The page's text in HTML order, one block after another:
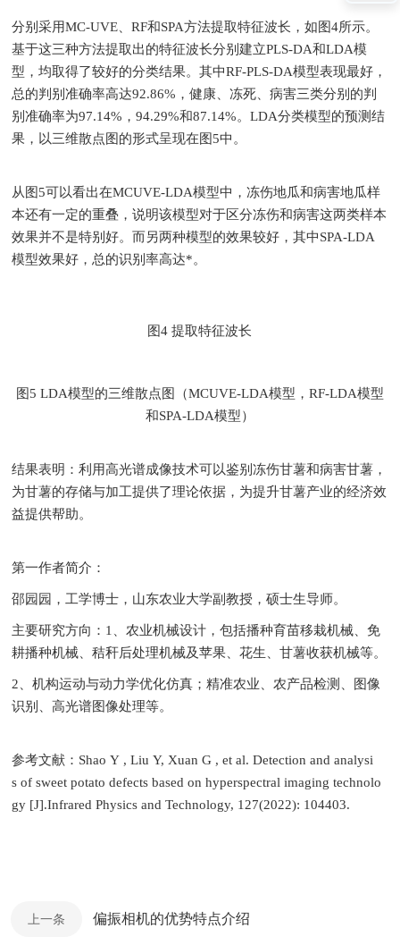
分别采用MC-UVE、RF和SPA方法提取特征波长，如图4所示。
基于这三种方法提取出的特征波长分别建立PLS-DA和LDA模
型，均取得了较好的分类结果。其中RF-PLS-DA模型表现最好，
总的判别准确率高达92.86%，健康、冻死、病害三类分别的判
别准确率为97.14%，94.29%和87.14%。LDA分类模型的预测结
果，以三维散点图的形式呈现在图5中。
从图5可以看出在MCUVE-LDA模型中，冻伤地瓜和病害地瓜样
本还有一定的重叠，说明该模型对于区分冻伤和病害这两类样本
效果并不是特别好。而另两种模型的效果较好，其中SPA-LDA
模型效果好，总的识别率高达*。
图4 提取特征波长
图5 LDA模型的三维散点图（MCUVE-LDA模型，RF-LDA模型
和SPA-LDA模型）
结果表明：利用高光谱成像技术可以鉴别冻伤甘薯和病害甘薯，
为甘薯的存储与加工提供了理论依据，为提升甘薯产业的经济效
益提供帮助。
第一作者简介：
邵园园，工学博士，山东农业大学副教授，硕士生导师。
主要研究方向：1、农业机械设计，包括播种育苗移栽机械、免
耕播种机械、秸秆后处理机械及苹果、花生、甘薯收获机械等。
2、机构运动与动力学优化仿真；精准农业、农产品检测、图像
识别、高光谱图像处理等。
参考文献：Shao Y , Liu Y, Xuan G , et al. Detection and analysi
s of sweet potato defects based on hyperspectral imaging technolo
gy [J].Infrared Physics and Technology, 127(2022): 104403.
上一条 偏振相机的优势特点介绍